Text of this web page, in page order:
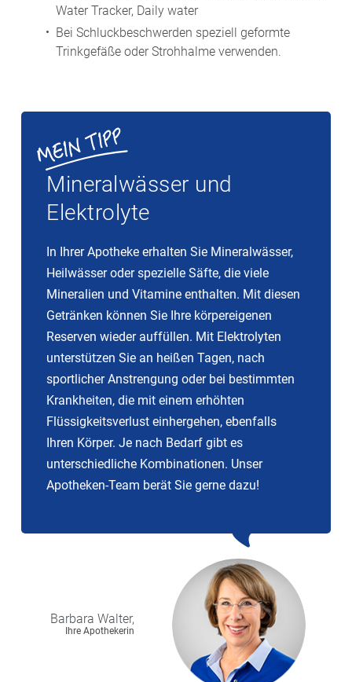
Water Tracker, Daily water
Bei Schluckbeschwerden speziell geformte
Trinkgefäße oder Strohhalme verwenden.
Mineralwässer und
Elektrolyte
In Ihrer Apotheke erhalten Sie Mineralwässer,
Heilwässer oder spezielle Säfte, die viele
Mineralien und Vitamine enthalten. Mit diesen
Getränken können Sie Ihre körpereigenen
Reserven wieder auffüllen. Mit Elektrolyten
unterstützen Sie an heißen Tagen, nach
sportlicher Anstrengung oder bei bestimmten
Krankheiten, die mit einem erhöhten
Flüssigkeitsverlust einhergehen, ebenfalls
Ihren Körper. Je nach Bedarf gibt es
unterschiedliche Kombinationen. Unser
Apotheken-Team berät Sie gerne dazu!
Barbara Walter,
Ihre Apothekerin